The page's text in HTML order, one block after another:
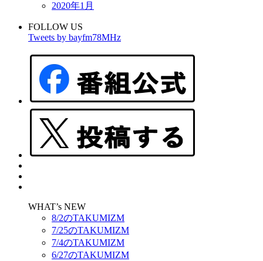
2020年1月
FOLLOW US
Tweets by bayfm78MHz
WHAT’s NEW
8/2のTAKUMIZM
7/25のTAKUMIZM
7/4のTAKUMIZM
6/27のTAKUMIZM